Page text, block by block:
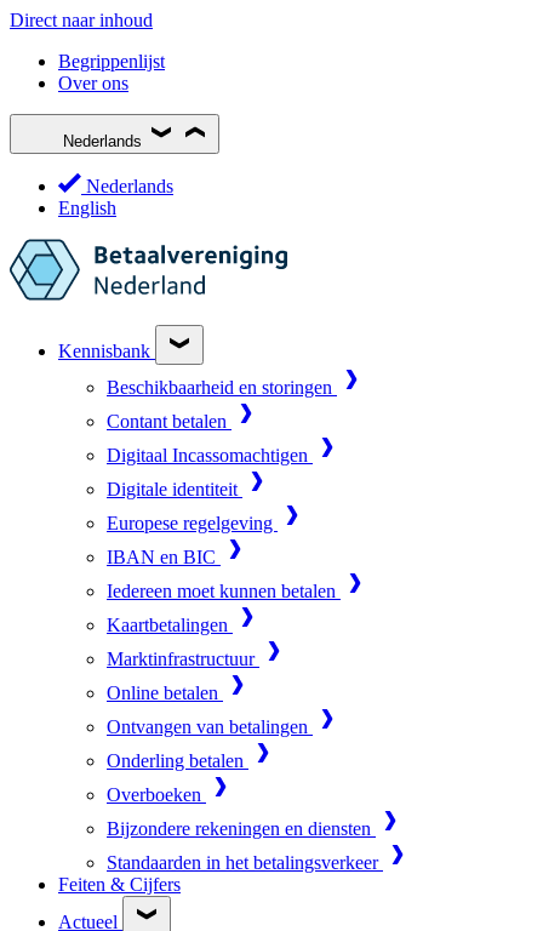
Direct naar inhoud
Begrippenlijst
Over ons
Nederlands
Nederlands
English
Kennisbank
Beschikbaarheid en storingen
Contant betalen
Digitaal Incassomachtigen
Digitale identiteit
Europese regelgeving
IBAN en BIC
Iedereen moet kunnen betalen
Kaartbetalingen
Marktinfrastructuur
Online betalen
Ontvangen van betalingen
Onderling betalen
Overboeken
Bijzondere rekeningen en diensten
Standaarden in het betalingsverkeer
Feiten & Cijfers
Actueel